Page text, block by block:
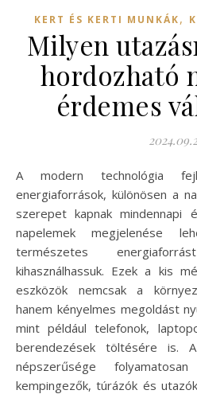
KERT ÉS KERTI MUNKÁK,
Milyen
hordozható
érdemes
A modern technológia fejlődésével a megújuló
energiaforrások, különösen a
szerepet kapnak mindennapi
napelemek megjelenése
természetes
kihasználhassuk. Ezek a kis
eszközök nemcsak a
hanem kényelmes megoldást
mint például telefonok,
berendezések töltésére is.
népszerűsége
kempingezők, túrázók és